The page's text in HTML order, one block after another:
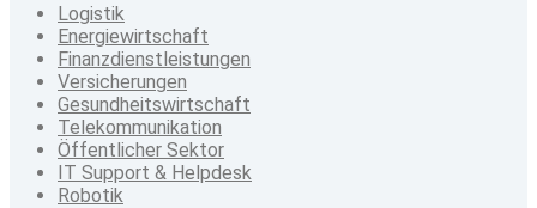
Logistik
Energiewirtschaft
Finanzdienstleistungen
Versicherungen
Gesundheitswirtschaft
Telekommunikation
Öffentlicher Sektor
IT Support & Helpdesk
Robotik